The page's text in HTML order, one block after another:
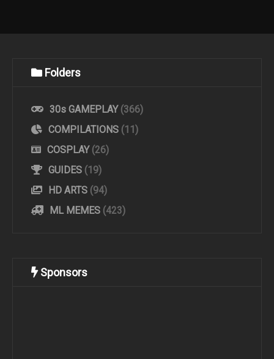
Folders
30s GAMEPLAY (366)
COMPILATIONS (11)
COSPLAY (26)
GUIDES (19)
HD ARTS (94)
ML MEMES (423)
Sponsors